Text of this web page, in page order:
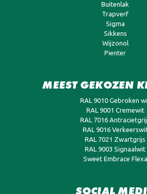
Buitenlak
Trapverf
Sigma
Sikkens
Wijzonol
Pienter
MEEST GEKOZEN
RAL 9010 Gebroken
RAL 9001 Cremewit
RAL 7016
RAL 9016
RAL 7021 Zwartgrijs
RAL 9003 Signaalwit
Sweet Embrace Flexa
SOCIAL